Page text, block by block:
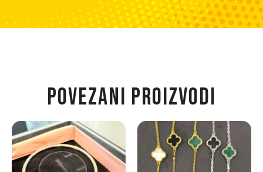
POVEZANI PROIZVODI